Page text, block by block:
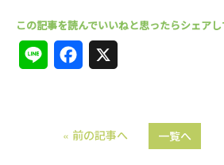
e
« 前の記事へ 一覧へ